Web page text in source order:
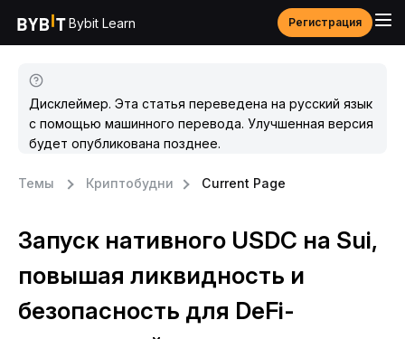
Bybit Learn Регистрация
Дисклеймер. Эта статья переведена на русский язык
с помощью машинного перевода. Улучшенная версия
будет опубликована позднее.
Темы Криптобудни Current Page
Запуск нативного USDC на Sui,
повышая ликвидность и
безопасность для DeFi-